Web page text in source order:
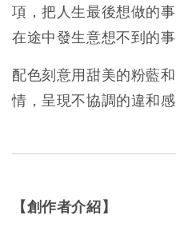
項，把人生最後想做的
在途中發生意想不到的事
配色刻意用甜美的粉藍
情，呈現不協調的違和感
【創作者介紹】